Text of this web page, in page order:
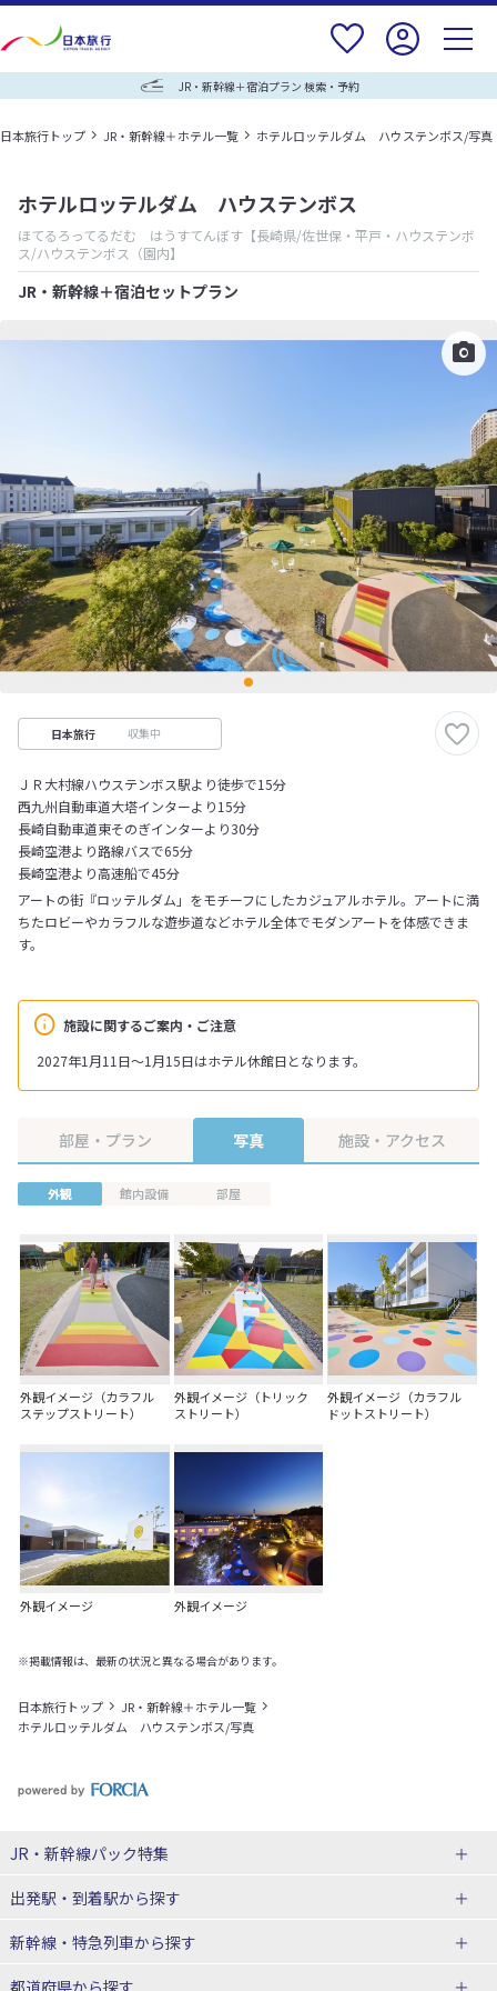
JR・新幹線＋宿泊プラン 検索・予約
日本旅行トップ JR・新幹線＋ホテル一覧 ホテルロッテルダム ハウステンボス/写真
ホテルロッテルダム ハウステンボス
ほてるろってるだむ はうすてんぼす 【長崎県/佐世保・平戸・ハウステンボ
ス/ハウステンボス（園内】
JR・新幹線＋宿泊セットプラン
日本旅行 収集中
ＪＲ大村線ハウステンボス駅より徒歩で15分
西九州自動車道大塔インターより15分
長崎自動車道東そのぎインターより30分
長崎空港より路線バスで65分
長崎空港より高速船で45分
施設に関するご案内・ご注意
2027年1月11日～1月15日はホテル休館日となります。
アートの街『ロッテルダム」をモチーフにしたカジュアルホテル。アートに満
ちたロビーやカラフルな遊歩道などホテル全体でモダンアートを体感できま
す。
部屋・プラン 写真 施設・アクセス
外観 館内設備 部屋
外観イメージ（カラフル
ステップストリート）
外観イメージ（トリック
ストリート）
外観イメージ（カラフル
ドットストリート）
外観イメージ 外観イメージ
※掲載情報は、最新の状況と異なる場合があります。
日本旅行トップ
JR・新幹線＋ホテル一覧
ホテルロッテルダム ハウステンボス/写真
JR・新幹線パック特集
JR・新幹線＋ホテルパック
出張パック
出発駅・到着駅から探す
秋田⇔東京 新幹線パック
仙台→東京 新幹線パック
新幹線・特急列車から探す
北海道新幹線 旅行
都道府県から探す